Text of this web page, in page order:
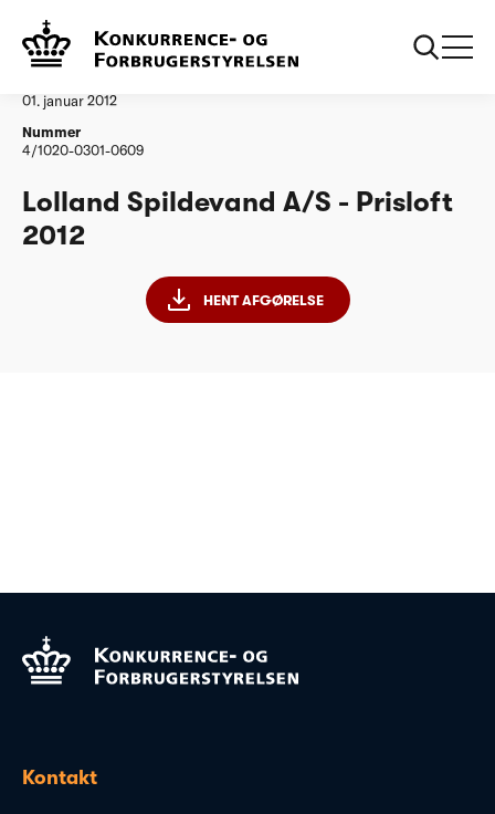
Vandtilsyn
01. januar 2012
Nummer
4/1020-0301-0609
Lolland Spildevand A/S - Prisloft
2012
HENT AFGØRELSE
Kontakt